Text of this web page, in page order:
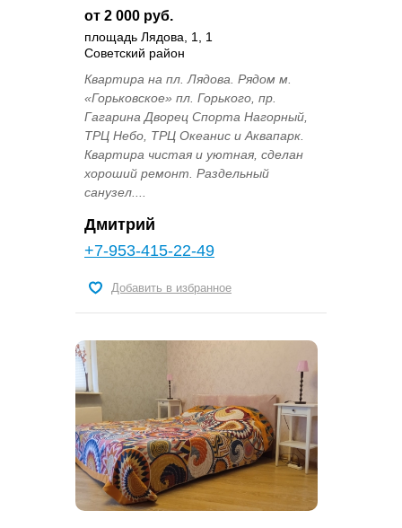
от 2 000 руб.
площадь Лядова, 1, 1
Советский район
Квартира на пл. Лядова. Рядом м.
«Горьковское» пл. Горького, пр.
Гагарина Дворец Спорта Нагорный,
ТРЦ Небо, ТРЦ Океанис и Аквапарк.
Квартира чистая и уютная, сделан
хороший ремонт. Раздельный
санузел....
Дмитрий
+7-953-415-22-49
Добавить в избранное